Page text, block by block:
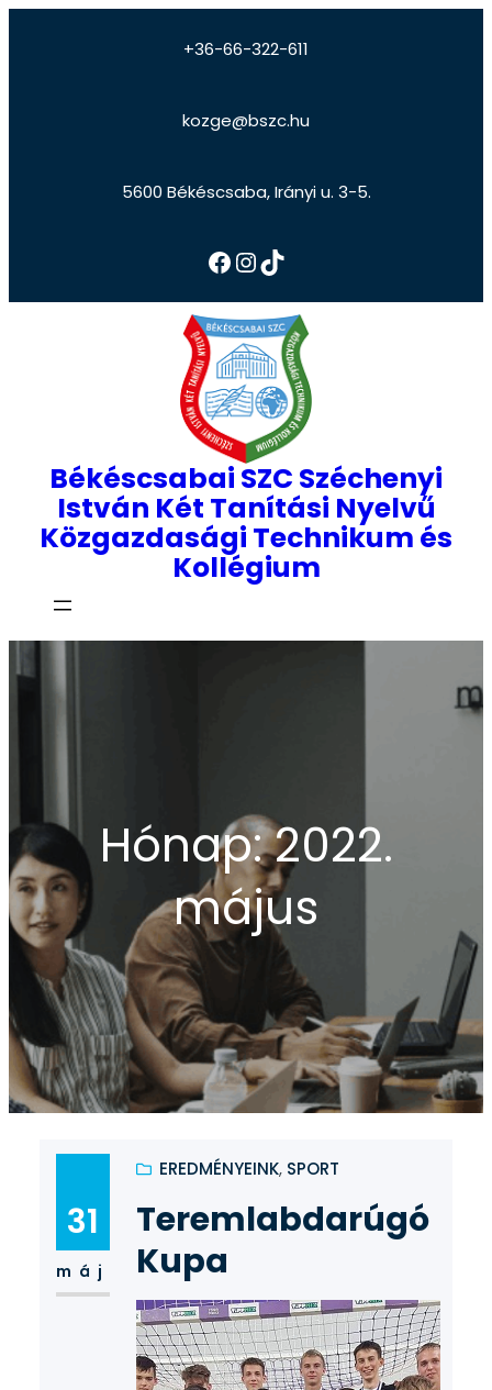
+36-66-322-611
kozge@bszc.hu
5600 Békéscsaba, Irányi u. 3-5.
Békéscsabai SZC Széchenyi
István Két Tanítási Nyelvű
Közgazdasági Technikum és
Kollégium
Hónap:2022.
május
31
máj
EREDMÉNYEINK, SPORT
Teremlabdarúgó
Kupa